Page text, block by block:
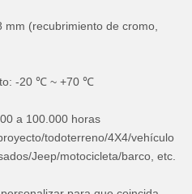
(recubrimiento de cromo,
-20 ℃ ~ +70 ℃
a 100.000 horas
todoterreno/4X4/vehículo
Jeep/motocicleta/barco, etc.